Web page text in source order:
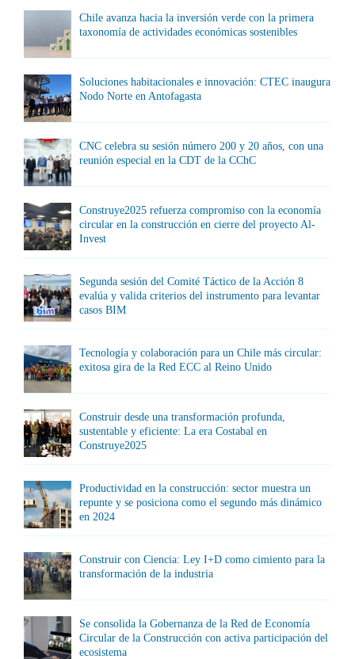
Chile avanza hacia la inversión verde con la primera
taxonomía de actividades económicas sostenibles
Soluciones habitacionales e innovación: CTEC inaugura
Nodo Norte en Antofagasta
CNC celebra su sesión número 200 y 20 años, con una
reunión especial en la CDT de la CChC
Construye2025 refuerza compromiso con la economía
circular en la construcción en cierre del proyecto Al-
Invest
Segunda sesión del Comité Táctico de la Acción 8
evalúa y valida criterios del instrumento para levantar
casos BIM
Tecnología y colaboración para un Chile más circular:
exitosa gira de la Red ECC al Reino Unido
Construir desde una transformación profunda,
sustentable y eficiente: La era Costabal en
Construye2025
Productividad en la construcción: sector muestra un
repunte y se posiciona como el segundo más dinámico
en 2024
Construir con Ciencia: Ley I+D como cimiento para la
transformación de la industria
Se consolida la Gobernanza de la Red de Economía
Circular de la Construcción con activa participación del
ecosistema